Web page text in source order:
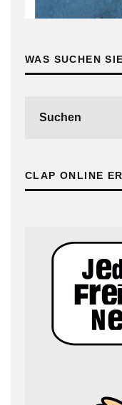
WAS SUCHEN
CLAP ONLINE